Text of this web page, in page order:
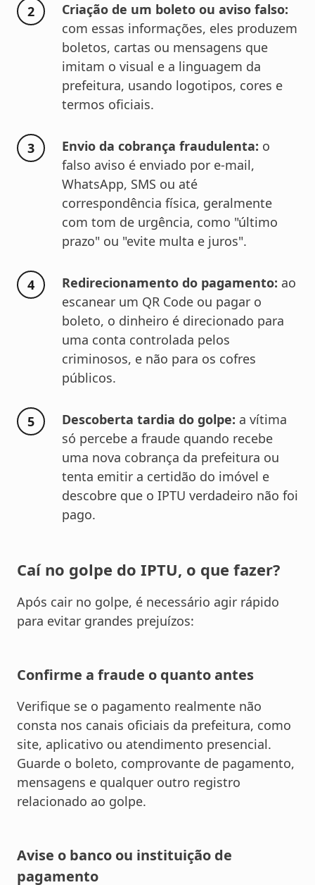
Criação de um boleto ou aviso falso:
com essas informações, eles produzem
boletos, cartas ou mensagens que
imitam o visual e a linguagem da
prefeitura, usando logotipos, cores e
termos oficiais.
Envio da cobrança fraudulenta: o
falso aviso é enviado por e-mail,
WhatsApp, SMS ou até
correspondência física, geralmente
com tom de urgência, como "último
prazo" ou "evite multa e juros".
Redirecionamento do pagamento: ao
escanear um QR Code ou pagar o
boleto, o dinheiro é direcionado para
uma conta controlada pelos
criminosos, e não para os cofres
públicos.
Descoberta tardia do golpe: a vítima
só percebe a fraude quando recebe
uma nova cobrança da prefeitura ou
tenta emitir a certidão do imóvel e
descobre que o IPTU verdadeiro não foi
pago.
Caí no golpe do IPTU, o que fazer?
Após cair no golpe, é necessário agir rápido
para evitar grandes prejuízos:
Confirme a fraude o quanto antes
Verifique se o pagamento realmente não
consta nos canais oficiais da prefeitura, como
site, aplicativo ou atendimento presencial.
Guarde o boleto, comprovante de pagamento,
mensagens e qualquer outro registro
relacionado ao golpe.
Avise o banco ou instituição de
pagamento